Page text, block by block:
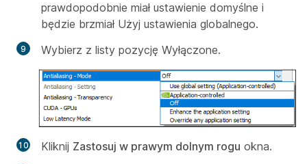
prawdopodobnie miał ustawienie domyślne i
będzie brzmiał Użyj ustawienia globalnego.
Wybierz z listy pozycję Wyłączone.
Kliknij Zastosuj w prawym dolnym rogu okna.